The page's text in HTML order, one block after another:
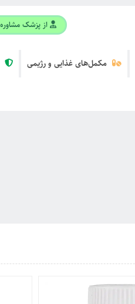
از پزشک
مکمل‌های غذایی و رژیمی